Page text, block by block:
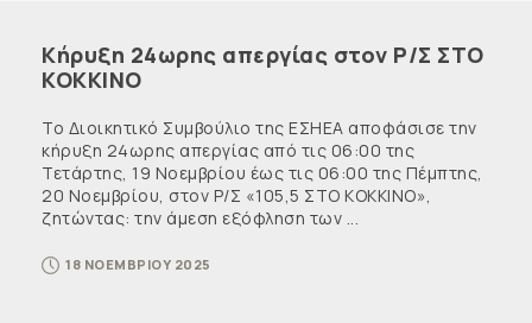
Κήρυξη 24ωρης απεργίας στον Ρ/Σ ΣΤΟ
ΚΟΚΚΙΝΟ
Το Διοικητικό Συμβούλιο της ΕΣΗΕΑ αποφάσισε την
κήρυξη 24ωρης απεργίας από τις 06:00 της
Τετάρτης, 19 Νοεμβρίου έως τις 06:00 της Πέμπτης,
20 Νοεμβρίου, στον Ρ/Σ «105,5 ΣΤΟ ΚΟΚΚΙΝΟ»,
ζητώντας: την άμεση εξόφληση των ...
18 ΝΟΕΜΒΡΙΟΥ 2025